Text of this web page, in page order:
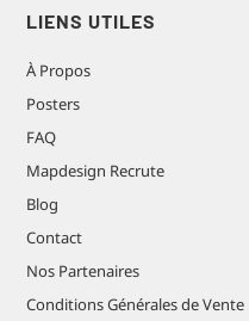
LIENS UTILES
À Propos
Posters
FAQ
Mapdesign Recrute
Blog
Contact
Nos Partenaires
Conditions Générales de Vente